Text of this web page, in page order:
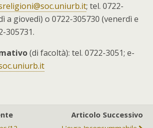
; tel. 0722-
a giovedì) o 0722-305730 (venerdì e
305731.
(di facoltà): tel. 0722-3051; e-
Articolo Successivo